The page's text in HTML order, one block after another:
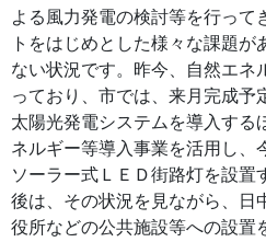
よる風力発電の検討等を行って
トをはじめとした様々な課題
ない状況です。昨今、自然エネ
っており、市では、来月完成予
太陽光発電システムを導入する
ネルギー等導入事業を活用し、
ソーラー式ＬＥＤ街路灯を設置
後は、その状況を見ながら、日
役所などの公共施設等への設置